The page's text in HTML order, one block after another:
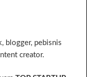
blogger, pebisnis
creator.